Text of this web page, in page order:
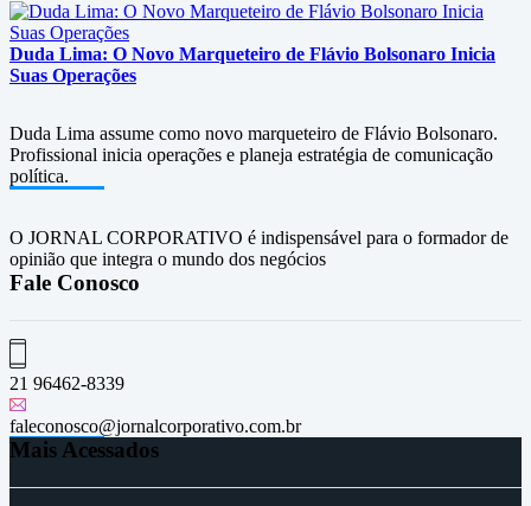
Duda Lima: O Novo Marqueteiro de Flávio Bolsonaro Inicia
Suas Operações
Duda Lima assume como novo marqueteiro de Flávio Bolsonaro.
Profissional inicia operações e planeja estratégia de comunicação
política.
O JORNAL CORPORATIVO é indispensável para o formador de
opinião que integra o mundo dos negócios
Fale Conosco
21 96462-8339
faleconosco@jornalcorporativo.com.br
Mais Acessados